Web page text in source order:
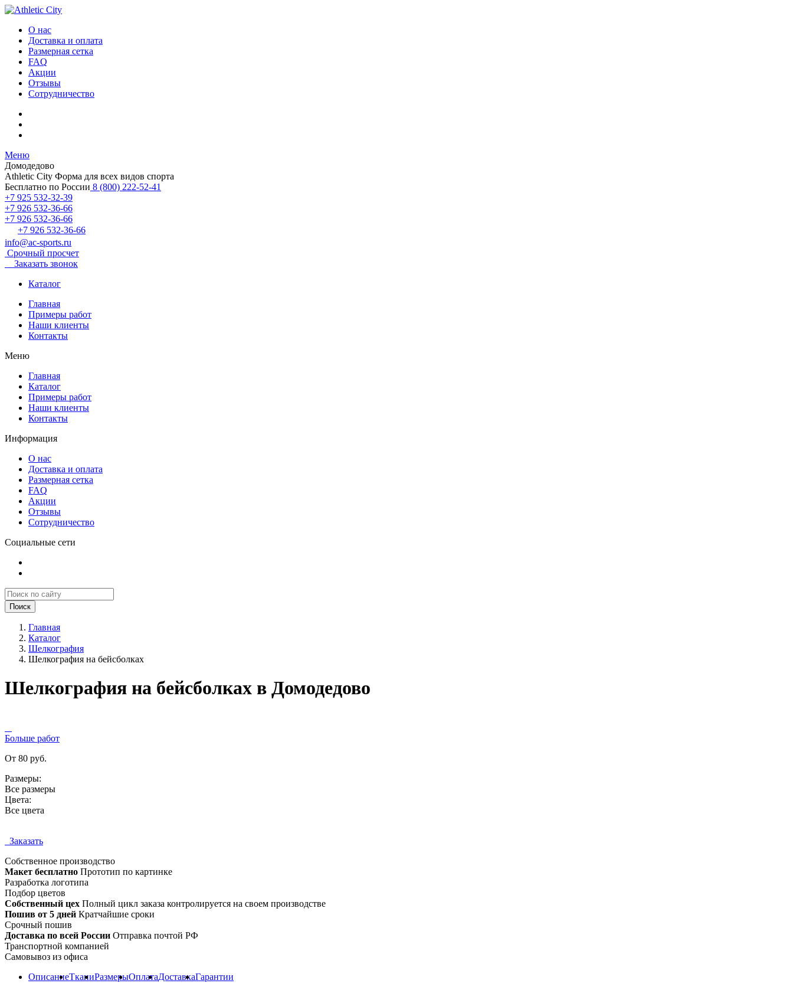
О нас
Доставка и оплата
Размерная сетка
FAQ
Акции
Отзывы
Сотрудничество
Меню
Домодедово
Athletic City Форма для всех видов спорта
Бесплатно по России 8 (800) 222-52-41
+7 925 532-32-39
+7 926 532-36-66
+7 926 532-36-66
+7 926 532-36-66
info@ac-sports.ru
Срочный просчет
Заказать звонок
Каталог
Главная
Примеры работ
Наши клиенты
Контакты
Меню
Главная
Каталог
Примеры работ
Наши клиенты
Контакты
Информация
О нас
Доставка и оплата
Размерная сетка
FAQ
Акции
Отзывы
Сотрудничество
Социальные сети
Поиск
Главная
Каталог
Шелкография
Шелкография на бейсболках
Шелкография на бейсболках в Домодедово
Больше работ
От 80 руб.
Размеры:
Все размеры
Цвета:
Все цвета
Заказать
Собственное производство
Макет бесплатно Прототип по картинке
Разработка логотипа
Подбор цветов
Собственный цех Полный цикл заказа контролируется на своем производстве
Пошив от 5 дней Кратчайшие сроки
Срочный пошив
Доставка по всей России Отправка почтой РФ
Транспортной компанией
Самовывоз из офиса
ОписаниеТканиРазмерыОплатаДоставкаГарантии